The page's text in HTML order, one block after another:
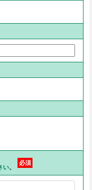
。
必須